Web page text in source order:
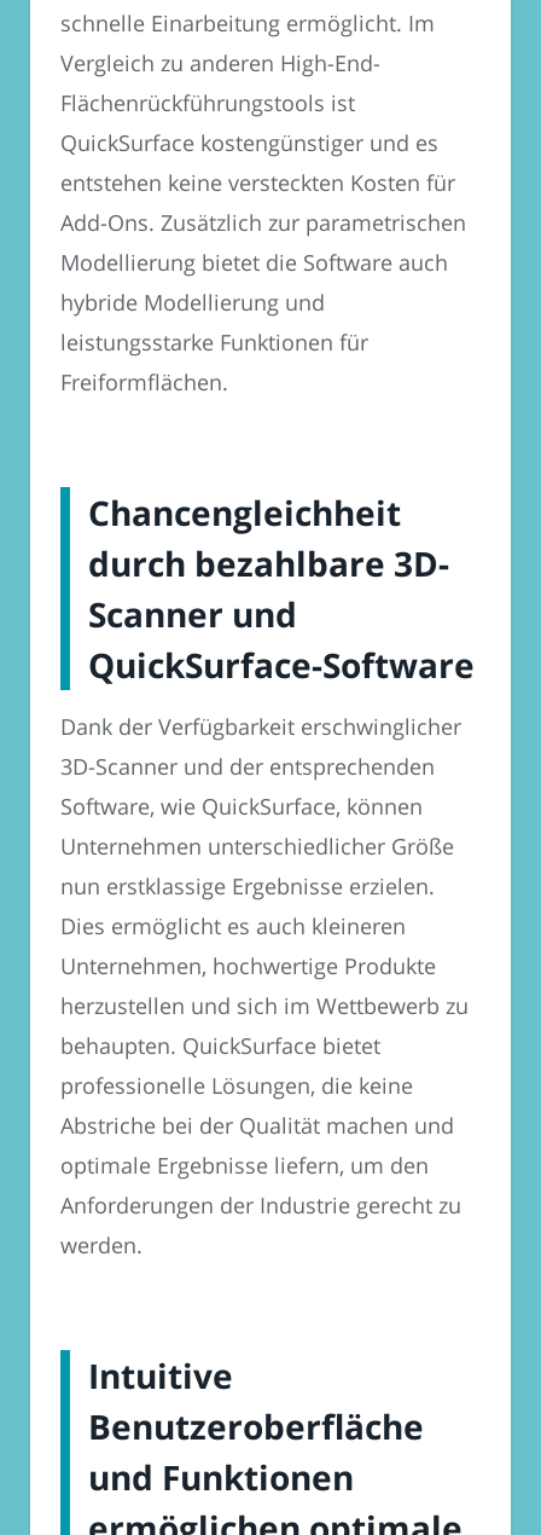
schnelle Einarbeitung ermöglicht. Im
Vergleich zu anderen High-End-
Flächenrückführungstools ist
QuickSurface kostengünstiger und es
entstehen keine versteckten Kosten für
Add-Ons. Zusätzlich zur parametrischen
Modellierung bietet die Software auch
hybride Modellierung und
leistungsstarke Funktionen für
Freiformflächen.
Chancengleichheit
durch bezahlbare 3D-
Scanner und
QuickSurface-Software
Dank der Verfügbarkeit erschwinglicher
3D-Scanner und der entsprechenden
Software, wie QuickSurface, können
Unternehmen unterschiedlicher Größe
nun erstklassige Ergebnisse erzielen.
Dies ermöglicht es auch kleineren
Unternehmen, hochwertige Produkte
herzustellen und sich im Wettbewerb zu
behaupten. QuickSurface bietet
professionelle Lösungen, die keine
Abstriche bei der Qualität machen und
optimale Ergebnisse liefern, um den
Anforderungen der Industrie gerecht zu
werden.
Intuitive
Benutzeroberfläche
und Funktionen